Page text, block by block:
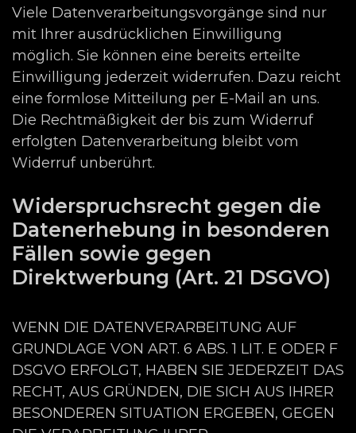
Viele Datenverarbeitungsvorgänge sind nur
mit Ihrer ausdrücklichen Einwilligung
möglich. Sie können eine bereits erteilte
Einwilligung jederzeit widerrufen. Dazu reicht
eine formlose Mitteilung per E-Mail an uns.
Die Rechtmäßigkeit der bis zum Widerruf
erfolgten Datenverarbeitung bleibt vom
Widerruf unberührt.
Widerspruchsrecht gegen die
Datenerhebung in besonderen
Fällen sowie gegen
Direktwerbung (Art. 21 DSGVO)
WENN DIE DATENVERARBEITUNG AUF
GRUNDLAGE VON ART. 6 ABS. 1 LIT. E ODER F
DSGVO ERFOLGT, HABEN SIE JEDERZEIT DAS
RECHT, AUS GRÜNDEN, DIE SICH AUS IHRER
BESONDEREN SITUATION ERGEBEN, GEGEN